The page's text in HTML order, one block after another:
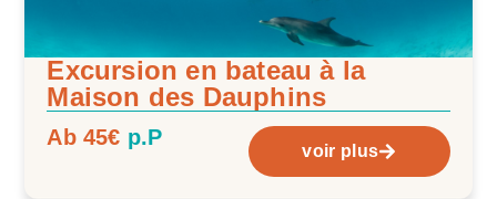
Excursion en bateau à la
Maison des Dauphins
Ab 45€ p.P
voir plus